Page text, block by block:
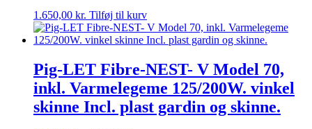
1.650,00 kr. Tilføj til kurv
Pig-LET Fibre-NEST- V Model 70,
inkl. Varmelegeme 125/200W. vinkel
skinne Incl. plast gardin og skinne.